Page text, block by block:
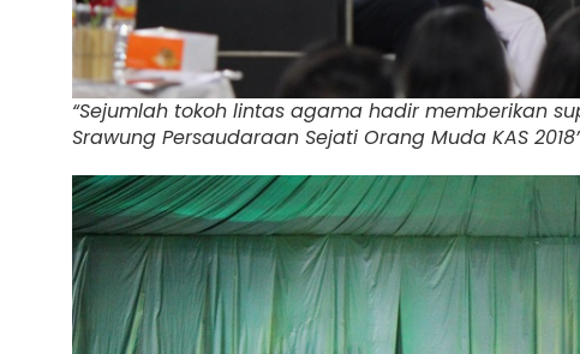
“Sejumlah tokoh lintas agama hadir memberikan
Srawung Persaudaraan Sejati Orang Muda KAS